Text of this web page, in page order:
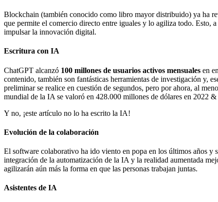
Blockchain (también conocido como libro mayor distribuido) ya ha
que permite el comercio directo entre iguales y lo agiliza todo. Esto,
impulsar la innovación digital.
Escritura con IA
ChatGPT alcanzó 100 millones de usuarios activos mensuales en
contenido, también son fantásticas herramientas de investigación y,
preliminar se realice en cuestión de segundos, pero por ahora, al
mundial de la IA se valoró en 428.000 millones de dólares en 2022
Y no, ¡este artículo no lo ha escrito la IA!
Evolución de la colaboración
El software colaborativo ha ido viento en popa en los últimos años
integración de la automatización de la IA y la realidad aumentada
agilizarán aún más la forma en que las personas trabajan juntas.
Asistentes de IA